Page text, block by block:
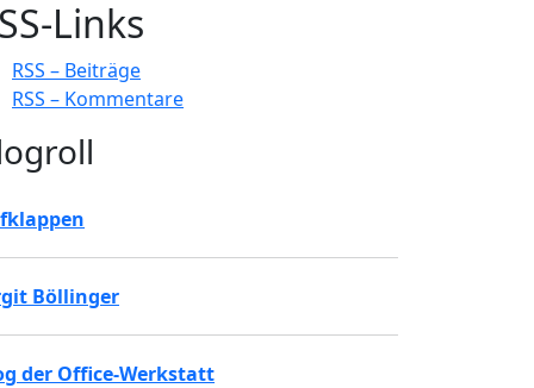
Links
RSS – Beiträge
RSS – Kommentare
Böllinger
der Office-Werkstatt